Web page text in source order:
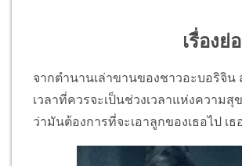
เรื่อง
จากตำนานเล่าขานของชาวอะบอริจิ
เวลาที่ควรจะเป็นช่วงเวลาแห่งความ
ว่ามันต้องการที่จะเอาลูกของเธอไป เ